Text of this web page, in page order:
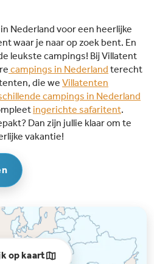
Nederland voor een heerlijke
waar je naar op zoek bent. En
leukste campings! Bij Villatent
campings in Nederland terecht
die we Villatenten
campings in Nederland
ingerichte safaritent.
Dan zijn jullie klaar om te
vakantie!
op kaart